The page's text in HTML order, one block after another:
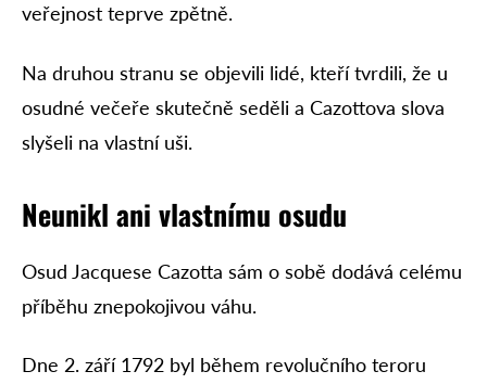
veřejnost teprve zpětně.
Na druhou stranu se objevili lidé, kteří tvrdili, že u
osudné večeře skutečně seděli a Cazottova slova
slyšeli na vlastní uši.
Neunikl ani vlastnímu osudu
Osud Jacquese Cazotta sám o sobě dodává celému
příběhu znepokojivou váhu.
Dne 2. září 1792 byl během revolučního teroru